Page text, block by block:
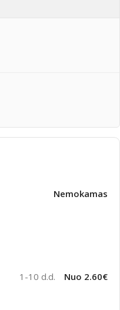
Nemokamas
1-10 d.d. Nuo 2.60€